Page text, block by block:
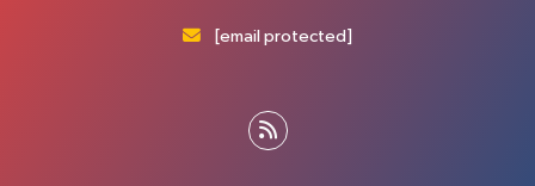
[email protected]